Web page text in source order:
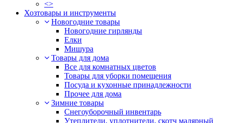
<>
Хозтовары и инструменты
Новогодние товары
Новогодние гирлянды
Елки
Мишура
Товары для дома
Все для комнатных цветов
Товары для уборки помещения
Посуда и кухонные принадлежности
Прочее для дома
Зимние товары
Снегоуборочный инвентарь
Утеплители, уплотнители, скотч малярный